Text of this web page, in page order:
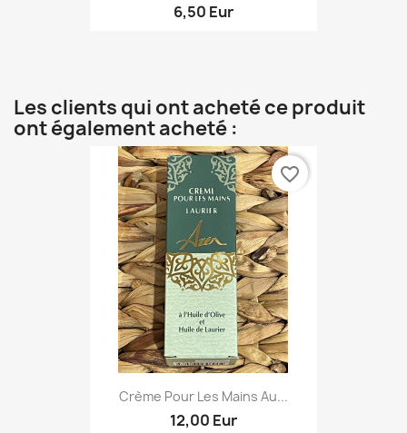
6,50 Eur
Les clients qui ont acheté ce produit
ont également acheté :
Crème Pour Les Mains Au...
12,00 Eur
favorite_border